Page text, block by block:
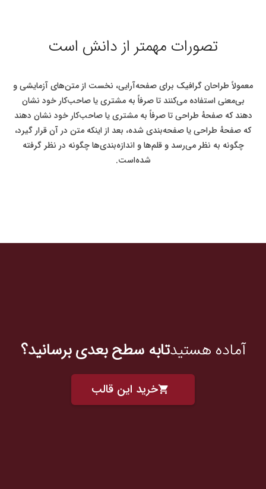
تصورات مهمتر از دانش است
معمولاً طراحان گرافیک برای صفحه‌آرایی، نخست از متن‌های آزمایشی و
بی‌معنی استفاده می‌کنند تا صرفاً به مشتری یا صاحب‌کار خود نشان
دهند که صفحهٔ طراحی تا صرفاً به مشتری یا صاحب‌کار خود نشان دهند
که صفحهٔ طراحی یا صفحه‌بندی شده، بعد از اینکه متن در آن قرار گیرد،
چگونه به نظر می‌رسد و قلم‌ها و اندازه‌بندی‌ها چگونه در نظر گرفته
شده‌است.
آماده هستیدتابه سطح بعدی برسانید؟
shopping_cartخرید این قالب